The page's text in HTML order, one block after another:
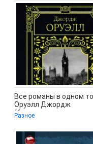
Все романы в одном
Оруэлл Джордж
(бесплатная
Разное